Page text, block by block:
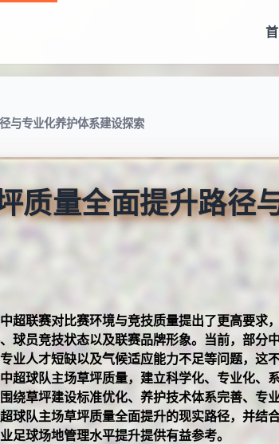
与专业化养护体系建设探索
质量全面提升路径
超联赛对比赛环境与竞技质量提出了更高要求
球员竞技状态以及联赛品牌形象。当前，部分
业人才短缺以及气候适应能力不足等问题，这
超球队主场草坪质量，建立科学化、专业化、
绕草坪建设标准优化、养护技术体系完善、专
球队主场草坪质量全面提升的现实路径，并结
足球场地管理水平提升提供有益参考。